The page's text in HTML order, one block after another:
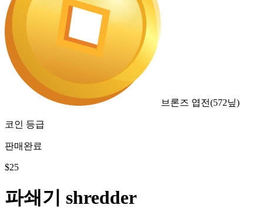
브론즈 엽전(572닢)
코인 등급
판매완료
$25
파쇄기 shredder